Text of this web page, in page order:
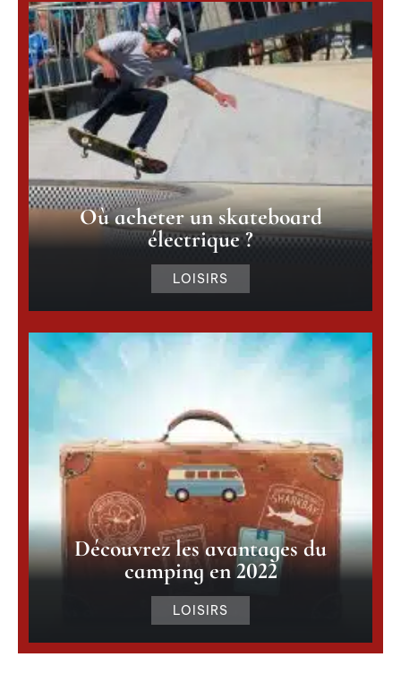
Où acheter un skateboard
électrique ?
LOISIRS
Découvrez les avantages du
camping en 2022
LOISIRS